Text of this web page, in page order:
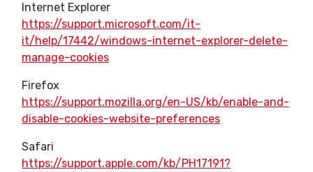
Internet Explorer
https://support.microsoft.com/it-
it/help/17442/windows-internet-explorer-delete-
manage-cookies
Firefox
https://support.mozilla.org/en-US/kb/enable-and-
disable-cookies-website-preferences
Safari
https://support.apple.com/kb/PH17191?